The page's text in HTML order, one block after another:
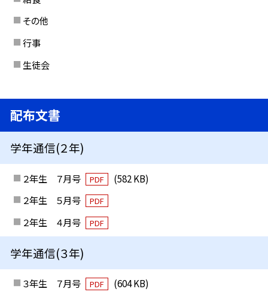
その他
行事
生徒会
配布文書
学年通信(２年)
２年生 ７月号 PDF
(582 KB)
２年生 ５月号
PDF
２年生 ４月号 PDF
学年通信(３年)
３年生 ７月号 PDF
(604 KB)